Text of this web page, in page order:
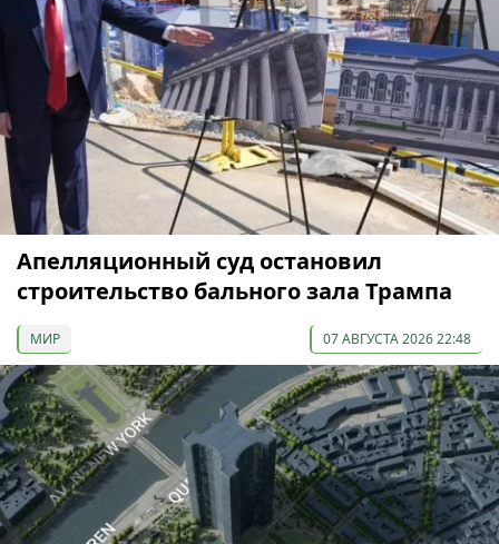
Апелляционный суд остановил
строительство бального зала Трампа
МИР 07 АВГУСТА 2026 22:48